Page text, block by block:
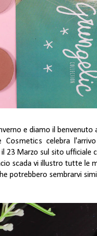
e diamo il benvenuto
Cosmetics celebra
23 Marzo sul sito ufficiale
scada vi illustro tutte le
potrebbero sembrarvi